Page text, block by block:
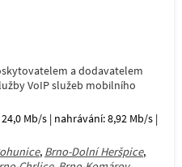
a dodavatelem
VoIP služeb mobilního
Mb/s | nahrávání: 8,92 Mb/s |
, Brno-Dolní Heršpice,